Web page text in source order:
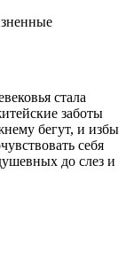
стала
заботы
бегут, и избы
себя
до слез и